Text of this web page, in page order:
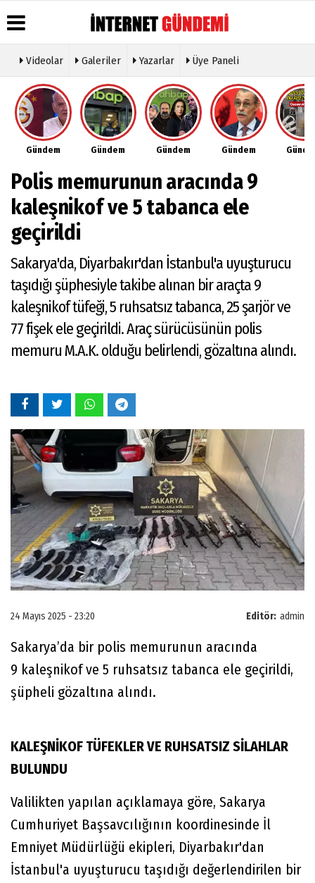
Üye Paneli
Haber
Arşivi
Gazete
Arşivi
Günün
Haberleri
Hava
Durumu
Gazete
Manşetleri
Anketler
Köşe
Yazarları
Video
Galeri
Foto
Etkinlikler
Künye
İletişim
Çerez
Politikası
İlkeleri
Videolar Galeriler Yazarlar Üye Paneli
Gündem Gündem Gündem Gündem
Polis memurunun aracında 9
kaleşnikof ve 5 tabanca ele
geçirildi
Sakarya'da, Diyarbakır'dan İstanbul'a uyuşturucu
taşıdığı şüphesiyle takibe alınan bir araçta 9
kaleşnikof tüfeği, 5 ruhsatsız tabanca, 25 şarjör ve
77 fişek ele geçirildi. Araç sürücüsünün polis
memuru M.A.K. olduğu belirlendi, gözaltına alındı.
Editör: admin
24 Mayıs 2025 - 23:20
Sakarya’da bir polis memurunun aracında
9 kaleşnikof ve 5 ruhsatsız tabanca ele geçirildi,
şüpheli gözaltına alındı.
KALEŞNİKOF TÜFEKLER VE RUHSATSIZ SİLAHLAR
BULUNDU
Valilikten yapılan açıklamaya göre, Sakarya
Cumhuriyet Başsavcılığının koordinesinde İl
Emniyet Müdürlüğü ekipleri, Diyarbakır'dan
İstanbul'a uyuşturucu taşıdığı değerlendirilen bir